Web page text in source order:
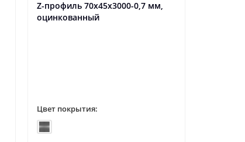
Z-профиль 70x45x3000-0,7 мм,
оцинкованный
Цвет покрытия: